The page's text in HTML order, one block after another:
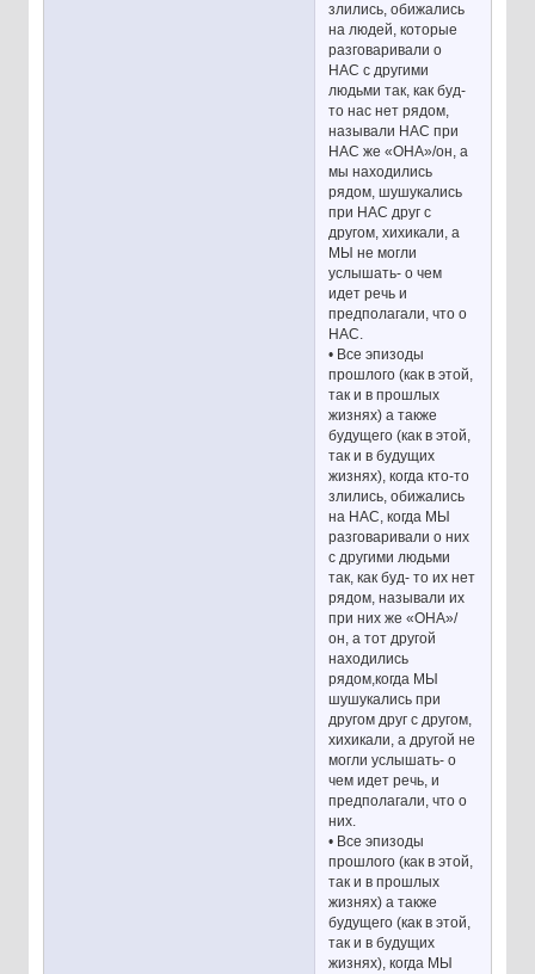
злились, обижались
на людей, которые
разговаривали о
НАС с другими
людьми так, как буд-
то нас нет рядом,
называли НАС при
НАС же «ОНА»/он, а
мы находились
рядом, шушукались
при НАС друг с
другом, хихикали, а
МЫ не могли
услышать- о чем
идет речь и
предполагали, что о
НАС.
• Все эпизоды
прошлого (как в этой,
так и в прошлых
жизнях) а также
будущего (как в этой,
так и в будущих
жизнях), когда кто-то
злились, обижались
на НАС, когда МЫ
разговаривали о них
с другими людьми
так, как буд- то их нет
рядом, называли их
при них же «ОНА»/
он, а тот другой
находились
рядом,когда МЫ
шушукались при
другом друг с другом,
хихикали, а другой не
могли услышать- о
чем идет речь, и
предполагали, что о
них.
• Все эпизоды
прошлого (как в этой,
так и в прошлых
жизнях) а также
будущего (как в этой,
так и в будущих
жизнях), когда МЫ